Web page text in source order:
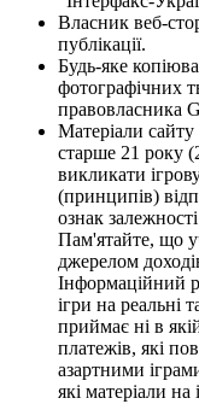
Власник веб-
публікації.
Будь-яке
фотографічних
правовласника
Матеріали сайту
старше 21 року
викликати
(принципів)
ознак
Пам'ятайте, що
джерелом
Інформаційний
ігри на реальні
приймає ні в
платежів, які
азартними
які матеріали